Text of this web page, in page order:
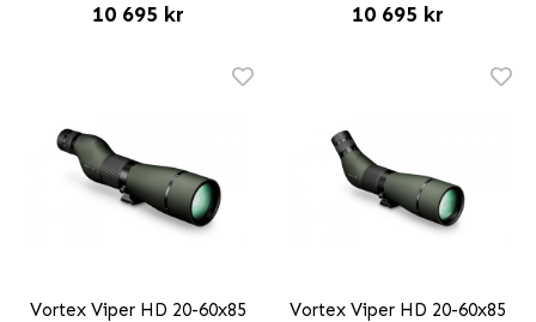
10 695 kr 10 695 kr
Vortex Viper HD 20-60x85
Vortex Viper HD 20-60x85